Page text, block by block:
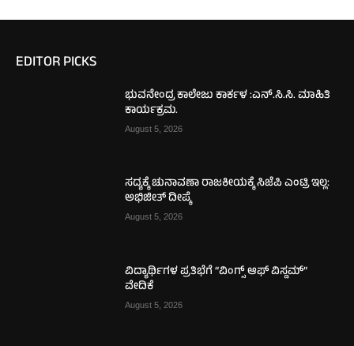
EDITOR PICKS
ಭುವನೇಂದ್ರ ಕಾಲೇಜು ಕಾರ್ಕಳ :ಎನ್.ಸಿ.ಸಿ. ಮಾಹಿತಿ
ಕಾರ್ಯಕ್ರಮ.
August 5, 2026
ಸದ್ಯಕ್ಕೆ ಚುನಾವಣಾ ರಾಜಕೀಯಕ್ಕೆ ಸಿಜೆಪಿ ಎಂಟ್ರಿ ಇಲ್ಲ:
ಅಭಿಜೀತ್ ದೀಪ್ಕೆ
August 5, 2026
ವಿದ್ಯಾರ್ಥಿಗಳ ಪ್ರತಿಭೆಗೆ “ವಿಂಗ್ಸ್ ಆಫ್ ವಿಸ್ಡಮ್”
ವೇದಿಕೆ
August 5, 2026